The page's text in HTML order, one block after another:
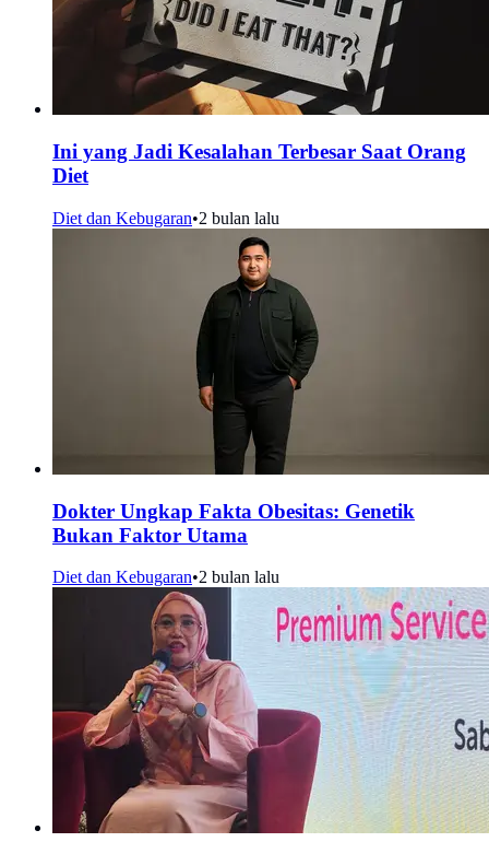
Ini yang Jadi Kesalahan Terbesar Saat Orang
Diet
Diet dan Kebugaran•2 bulan lalu
Dokter Ungkap Fakta Obesitas: Genetik
Bukan Faktor Utama
Diet dan Kebugaran•2 bulan lalu